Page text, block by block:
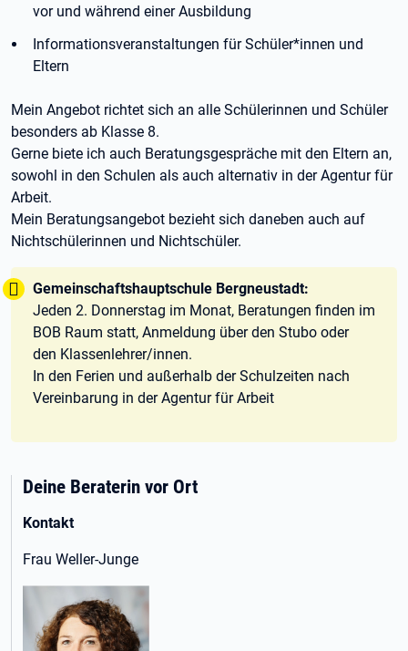
vor und während einer Ausbildung
Informationsveranstaltungen für Schüler*innen und
Eltern
Mein Angebot richtet sich an alle Schülerinnen und Schüler
besonders ab Klasse 8.
Gerne biete ich auch Beratungsgespräche mit den Eltern an,
sowohl in den Schulen als auch alternativ in der Agentur für
Arbeit.
Mein Beratungsangebot bezieht sich daneben auch auf
Nichtschülerinnen und Nichtschüler.
Tipp:
Gemeinschaftshauptschule Bergneustadt:
Jeden 2. Donnerstag im Monat, Beratungen finden im
BOB Raum statt, Anmeldung über den Stubo oder
den Klassenlehrer/innen.
In den Ferien und außerhalb der Schulzeiten nach
Vereinbarung in der Agentur für Arbeit
Deine Beraterin vor Ort
Kontakt
Frau Weller-Junge